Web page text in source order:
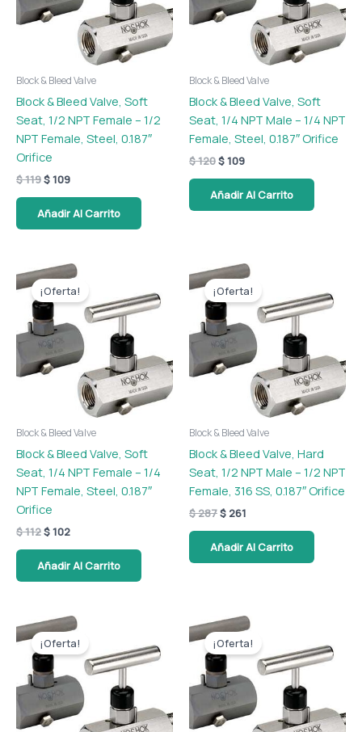
Block & Bleed Valve
Block & Bleed Valve, Soft
Seat, 1/2 NPT Female – 1/2
NPT Female, Steel, 0.187″
Orifice
$119$109
Añadir Al Carrito
Block & Bleed Valve
Block & Bleed Valve, Soft
Seat, 1/4 NPT Male – 1/4 NPT
Female, Steel, 0.187″ Orifice
$120$109
Añadir Al Carrito
¡Oferta!
Block & Bleed Valve
Block & Bleed Valve, Soft
Seat, 1/4 NPT Female – 1/4
NPT Female, Steel, 0.187″
Orifice
$112
El
precio
original
era:
$ 112.
$102
El
precio
actual
es:
$ 102.
Añadir Al Carrito
¡Oferta!
Block & Bleed Valve
Block & Bleed Valve, Hard
Seat, 1/2 NPT Male – 1/2 NPT
Female, 316 SS, 0.187″ Orifice
$287
El
precio
original
era:
$ 287.
$ 261
El
actual
es:
$ 261.
Añadir Al Carrito
¡Oferta!
El
precio
original
era:
$ 254.
El
actual
es:
$ 231.
¡Oferta!
El
precio
original
era:
$ 262.
El
actual
es:
$ 238.